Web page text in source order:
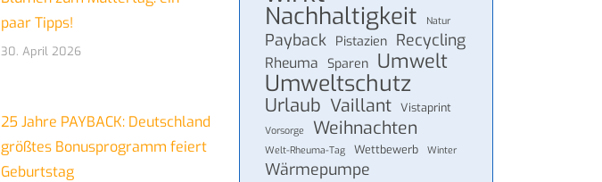
paar Tipps!
30. April 2026
25 Jahre PAYBACK: Deutschland
größtes Bonusprogramm feiert
Geburtstag
Nachhaltigkeit Natur
Payback Pistazien Recycling
Rheuma Sparen Umwelt
Umweltschutz
Urlaub Vaillant Vistaprint
Vorsorge Weihnachten
Welt-Rheuma-Tag Wettbewerb Winter
Wärmepumpe